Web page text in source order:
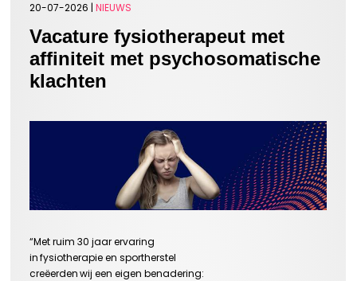
20-07-2026 |NIEUWS
Vacature fysiotherapeut met
affiniteit met psychosomatische
klachten
“Met ruim 30 jaar ervaring
infysiotherapie en sportherstel
creëerdenwij een eigen benadering: